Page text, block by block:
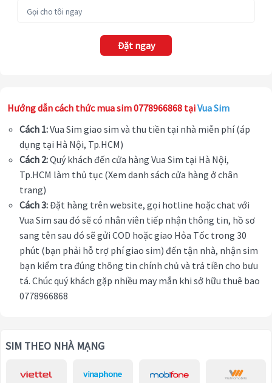
Đặt ngay
Hướng dẫn cách thức mua sim 0778966868 tạiVua Sim
Cách 1:Vua Sim giao sim và thu tiền tại nhà miễn phí (áp
dụng tại Hà Nội, Tp.HCM)
Cách 2:Quý khách đến cửa hàng Vua Sim tại Hà Nội,
Tp.HCM làm thủ tục (Xem danh sách cửa hàng ở chân
trang)
Cách 3:Đặt hàng trên website, gọi hotline hoặc chat với
Vua Sim sau đó sẽ có nhân viên tiếp nhận thông tin, hồ sơ
sang tên sau đó sẽ gửi COD hoặc giao Hỏa Tốc trong 30
phút (bạn phải hỗ trợ phí giao sim) đến tận nhà, nhận sim
bạn kiểm tra đúng thông tin chính chủ và trả tiền cho bưu
tá. Chúc quý khách gặp nhiều may mắn khi sở hữu thuê bao
0778966868
SIM THEO NHÀ MẠNG